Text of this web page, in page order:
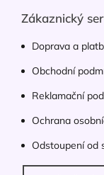
Zákaznický
Doprava a
Obchodní
Reklamační
Ochrana
Odstoupení od